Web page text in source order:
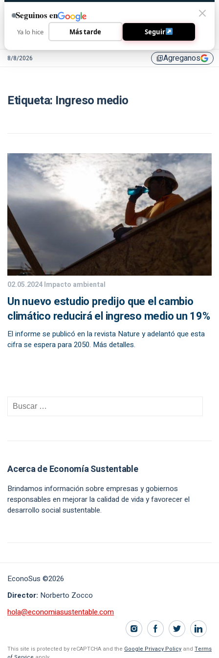
8/8/2026 library_addAgreganos
Etiqueta: Ingreso medio
02.05.2024Impacto ambiental
Un nuevo estudio predijo que el cambio
climático reducirá el ingreso medio un 19%
El informe se publicó en la revista Nature y adelantó que esta
cifra se espera para 2050. Más detalles.
Acerca de Economía Sustentable
Brindamos información sobre empresas y gobiernos
responsables en mejorar la calidad de vida y favorecer el
desarrollo social sustentable.
EconoSus ©2026
Director: Norberto Zocco
hola@economiasustentable.com
This site is protected by reCAPTCHA and the Google Privacy Policy and Terms
Seguinos en
Ya lo hice Más tarde Seguir